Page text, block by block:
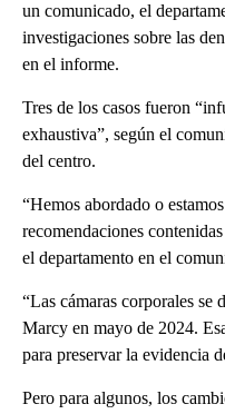
un comunicado, el
investigaciones sobre las
en el informe.
Tres de los casos fueron
exhaustiva”, según el
del centro.
“Hemos abordado o
recomendaciones
el departamento en el
“Las cámaras corporales se
Marcy en mayo de 2024.
para preservar la evidencia
Pero para algunos, los